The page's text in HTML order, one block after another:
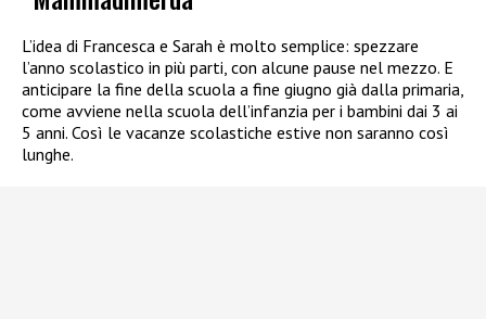
L’idea di Francesca e Sarah è molto semplice: spezzare
l’anno scolastico in più parti, con alcune pause nel mezzo. E
anticipare la fine della scuola a fine giugno già dalla primaria,
come avviene nella scuola dell’infanzia per i bambini dai 3 ai
5 anni. Così le vacanze scolastiche estive non saranno così
lunghe.